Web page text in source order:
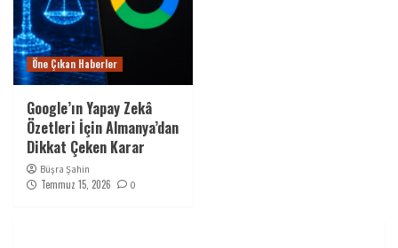
Öne Çıkan Haberler
Google’ın Yapay Zekâ
Özetleri İçin Almanya’dan
Dikkat Çeken Karar
Büşra Şahin
Temmuz 15, 2026 0